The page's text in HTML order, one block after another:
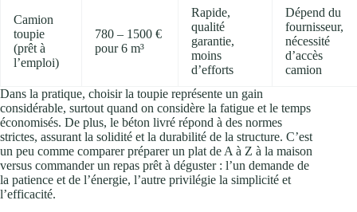
Camion
toupie
(prêt à
l’emploi)
780 – 1500 €
pour 6 m³
Rapide,
qualité
garantie,
moins
d’efforts
Dépend du
fournisseur,
nécessité
d’accès
camion
Dans la pratique, choisir la toupie représente un gain
considérable, surtout quand on considère la fatigue et le temps
économisés. De plus, le béton livré répond à des normes
strictes, assurant la solidité et la durabilité de la structure. C’est
un peu comme comparer préparer un plat de A à Z à la maison
versus commander un repas prêt à déguster : l’un demande de
la patience et de l’énergie, l’autre privilégie la simplicité et
l’efficacité.